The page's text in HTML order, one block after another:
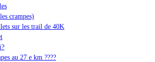
crampes)
sur les trail de 40K
au 27 e km ????